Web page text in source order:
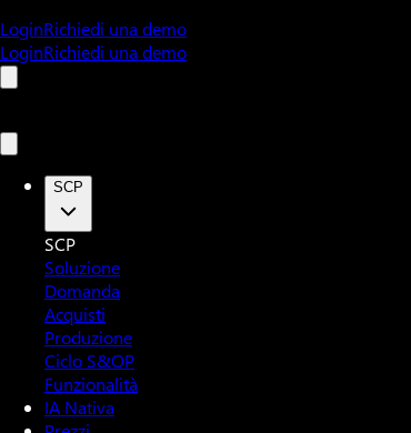
LoginRichiedi una demo
LoginRichiedi una demo
SCP
SCP
Soluzione
Domanda
Acquisti
Produzione
Ciclo S&OP
Funzionalità
IA Nativa